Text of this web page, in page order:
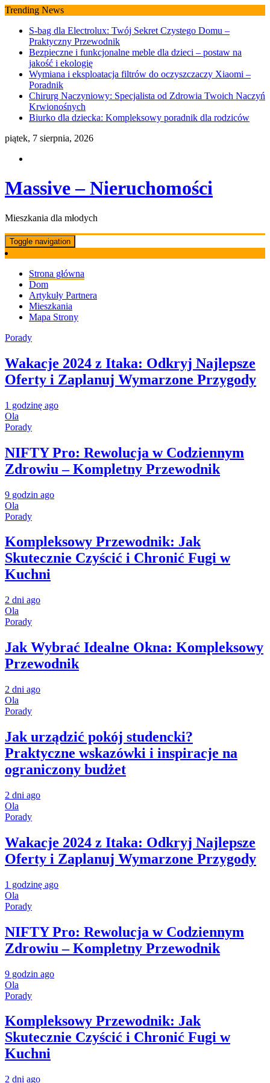
Skip
content
Trending News
S-bag dla Electrolux: Twój Sekret Czystego Domu –
Praktyczny Przewodnik
Bezpieczne i funkcjonalne meble dla dzieci – postaw na
jakość i ekologię
Wymiana i eksploatacja filtrów do oczyszczaczy Xiaomi –
Poradnik
Chirurg Naczyniowy: Specjalista od Zdrowia Twoich Naczyń
Krwionośnych
Biurko dla dziecka: Kompleksowy poradnik dla rodziców
piątek, 7 sierpnia, 2026
Massive – Nieruchomości
Mieszkania dla młodych
Toggle navigation
Strona główna
Dom
Artykuły Partnera
Mieszkania
Mapa Strony
Porady
Wakacje 2024 z Itaka: Odkryj Najlepsze
Oferty i Zaplanuj Wymarzone Przygody
1 godzinę ago
Ola
Porady
NIFTY Pro: Rewolucja w Codziennym
Zdrowiu – Kompletny Przewodnik
9 godzin ago
Ola
Porady
Kompleksowy Przewodnik: Jak
Skutecznie Czyścić i Chronić Fugi w
Kuchni
2 dni ago
Ola
Porady
Jak Wybrać Idealne Okna: Kompleksowy
Przewodnik
2 dni ago
Ola
Porady
Jak urządzić pokój studencki?
Praktyczne wskazówki i inspiracje na
ograniczony budżet
2 dni ago
Ola
Porady
Wakacje 2024 z Itaka: Odkryj Najlepsze
Oferty i Zaplanuj Wymarzone Przygody
1 godzinę ago
Ola
Porady
NIFTY Pro: Rewolucja w Codziennym
Zdrowiu – Kompletny Przewodnik
9 godzin ago
Ola
Porady
Kompleksowy Przewodnik: Jak
Skutecznie Czyścić i Chronić Fugi w
Kuchni
2 dni ago